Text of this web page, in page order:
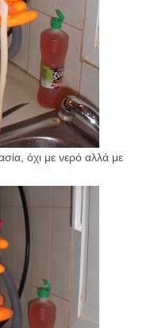
όχι με νερό αλλά με